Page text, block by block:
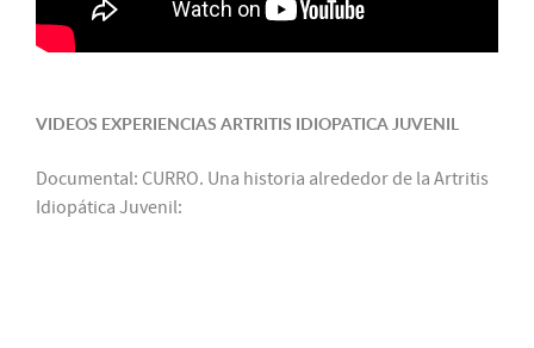
VIDEOS EXPERIENCIAS ARTRITIS IDIOPATICA JUVENIL
Documental: CURRO. Una historia alrededor de la Artritis
Idiopática Juvenil: